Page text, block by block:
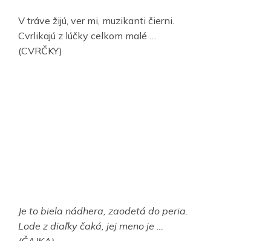
V tráve žijú, ver mi, muzikanti čierni.
Cvrlikajú z lúčky celkom malé …
(CVRČKY)
Je to biela nádhera, zaodetá do peria.
Lode z diaľky čaká, jej meno je …